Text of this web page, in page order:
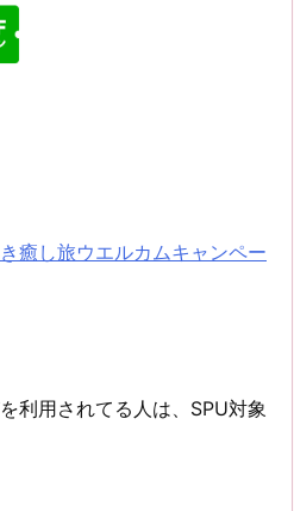
癒し旅ウエルカムキャンペー
利用されてる人は、SPU対象